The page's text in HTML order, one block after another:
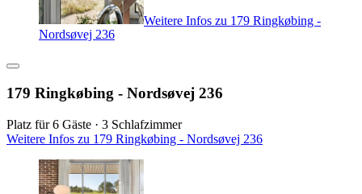
Weitere Infos zu 179 Ringkøbing -
Nordsøvej 236
179 Ringkøbing - Nordsøvej 236
Platz für 6 Gäste · 3 Schlafzimmer
Weitere Infos zu 179 Ringkøbing - Nordsøvej 236